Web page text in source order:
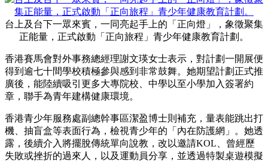
台上及台下一眾來賓，一同亮起手上的「正向燈」，象徵聚集
正能量，正式啟動「正向旅程」青少年健康教育計劃。
香港賽馬會對外事務總經理謝文瑛女士表示，對計劃一開展便
得到逾七十間學校積極參與感到非常鼓舞。她期望計劃正式推
廣後，能陸續吸引更多大專院校、中學以至小學加入簽署約
章，聯手為青年建構健康環境。
香港青少年服務處副總幹事區潔盈博士則補充，量表能跳出打
機、抽盲盒等表面行為，檢視青少年的「內在防護網」。她透
露，後續介入將擺脫傳統單向說教，改以邀請KOL、曾經歷
失敗或挫折的過來人，以及運動員分享，並透過特製桌遊模擬